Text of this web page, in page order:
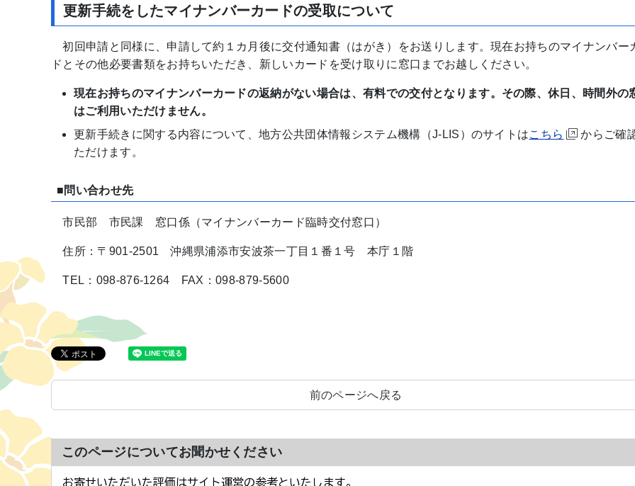
更新手続をしたマイナンバーカードの受取について
初回申請と同様に、申請して約１カ月後に交付通知書（はがき）をお送りします。現在お持ちのマイナンバー
ドとその他必要書類をお持ちいただき、新しいカードを受け取りに窓口までお越しください。
現在お持ちのマイナンバーカードの返納がない場合は、有料での交付となります。その際、休日、時間外の
はご利用いただけません。
更新手続きに関する内容について、地方公共団体情報システム機構（J-LIS）のサイトはこちら
からご確
ただけます。
■問い合わせ先
市民部 市民課 窓口係（マイナンバーカード臨時交付窓口）
住所：〒901-2501 沖縄県浦添市安波茶一丁目１番１号 本庁１階
TEL：098-876-1264 FAX：098-879-5600
前のページへ戻る
このページについてお聞かせください